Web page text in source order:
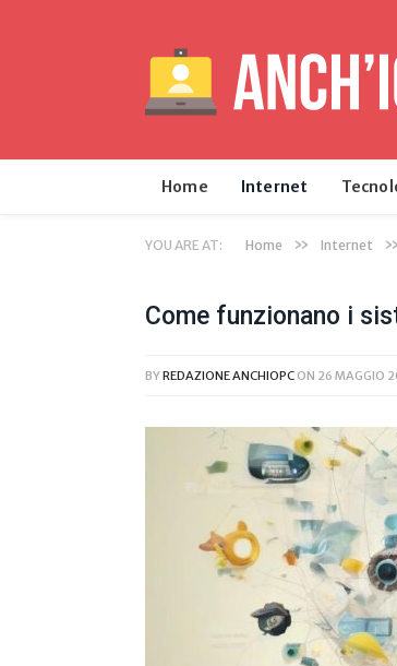
Home Internet
YOU ARE AT: Home » Internet »
Come funzionano i
BYREDAZIONE ANCHIOPC ON 26 MAGGIO